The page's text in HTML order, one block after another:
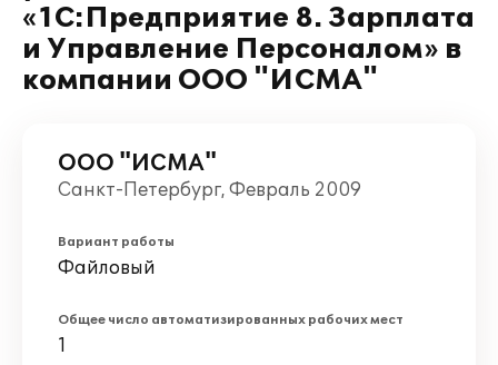
«1С:Предприятие 8. Зарплата
и Управление Персоналом» в
компании ООО "ИСМА"
ООО "ИСМА"
Санкт-Петербург, Февраль 2009
Вариант работы
Файловый
Общее число автоматизированных рабочих мест
1